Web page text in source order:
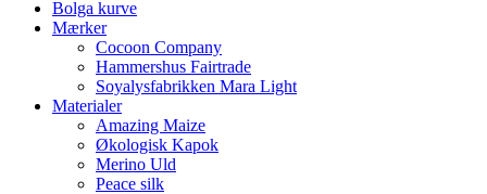
Bolga kurve
Mærker
Cocoon Company
Hammershus Fairtrade
Soyalysfabrikken Mara Light
Materialer
Amazing Maize
Økologisk Kapok
Merino Uld
Peace silk